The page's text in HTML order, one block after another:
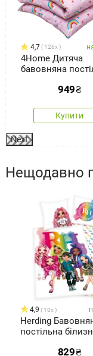
4,7 126x
4Home Дитяча
бавовняна
200 см, 70 x 90 см
949₴
Купити
Next
Нещодавно
4,9 10x
Herding Бавовняна
постільна
Rainbow High, 140
829₴